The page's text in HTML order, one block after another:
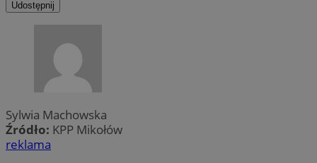
Udostępnij
Sylwia Machowska
Źródło: KPP Mikołów
reklama